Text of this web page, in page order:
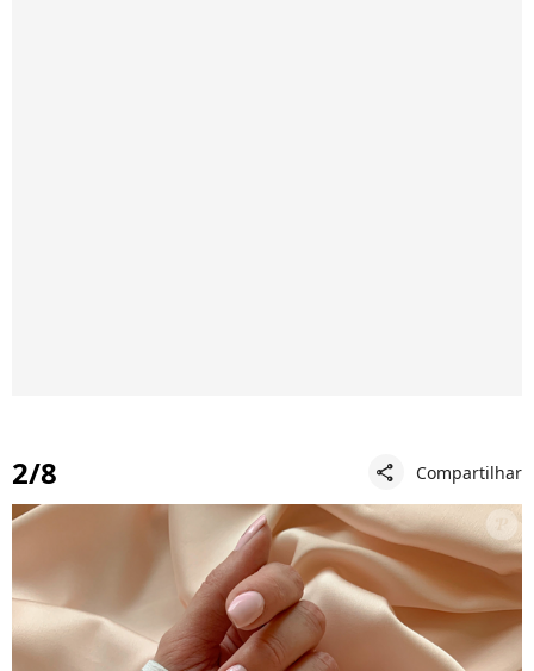
2/8 share Compartilhar